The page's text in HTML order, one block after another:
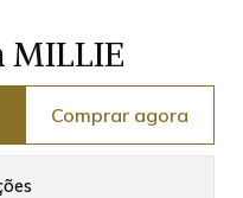
MILLIE
Comprar agora